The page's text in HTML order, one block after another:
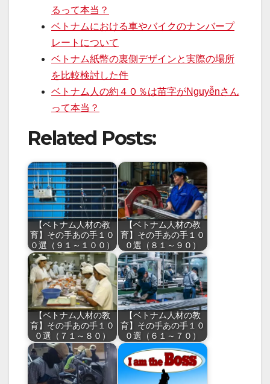
るって本当？
ベトナムにおける車やバイクのナンバープ
レートについて
ベトナム紙幣の裏側デザインと実際の場所
を比較検討した件
ベトナム人の約４０％は苗字がNguyễnさん
って本当？
Related Posts:
【ベトナム人材の教
育】その手あの手１０
０選（９１～１００）
【ベトナム人材の教
育】その手あの手１０
０選（８１～９０）
【ベトナム人材の教
育】その手あの手１０
０選（７１～８０）
【ベトナム人材の教
育】その手あの手１０
０選（６１～７０）